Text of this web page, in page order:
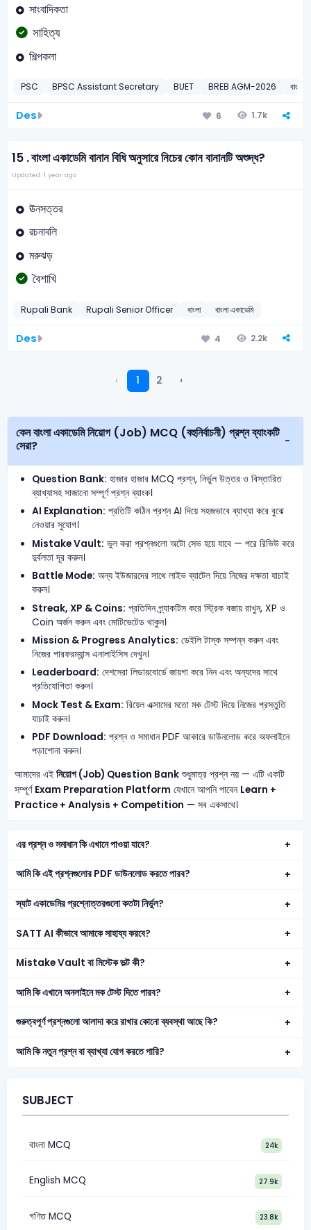
সাংবাদিকতা
সাহিত্য
শিল্পকলা
PSC BPSC Assistant Secretary BUET BREB AGM-2026 বাংলা
Des 6 1.7k
15 .বাংলা একাডেমি বানান বিধি অনুসারে নিচের কোন বানানটি অশুদ্ধ?
Updated: 1 year ago
ঊনসত্তর
রচনাবলি
মরুঝড়
বৈশাখি
Rupali Bank Rupali Senior Officer বাংলা বাংলা একাডেমি
Des 4 2.2k
‹ 1 2 ›
কেন বাংলা একাডেমি নিয়োগ (Job) MCQ (বহুনির্বাচনী) প্রশ্ন ব্যাংকটি
সেরা?
Question Bank: হাজার হাজার MCQ প্রশ্ন, নির্ভুল উত্তর ও বিস্তারিত
ব্যাখ্যাসহ সাজানো সম্পূর্ণ প্রশ্ন ব্যাংক।
AI Explanation: প্রতিটি কঠিন প্রশ্ন AI দিয়ে সহজভাবে ব্যাখ্যা করে বুঝে
নেওয়ার সুযোগ।
Mistake Vault: ভুল করা প্রশ্নগুলো অটো সেভ হয়ে যাবে — পরে রিভিউ করে
দুর্বলতা দূর করুন।
Battle Mode: অন্য ইউজারদের সাথে লাইভ ব্যাটেল দিয়ে নিজের দক্ষতা যাচাই
করুন।
Streak, XP & Coins: প্রতিদিন প্র্যাকটিস করে স্ট্রিক বজায় রাখুন, XP ও
Coin অর্জন করুন এবং মোটিভেটেড থাকুন।
Mission & Progress Analytics: ডেইলি টাস্ক সম্পন্ন করুন এবং
নিজের পারফরম্যান্স এনালাইসিস দেখুন।
Leaderboard: দেশসেরা লিডারবোর্ডে জায়গা করে নিন এবং অন্যদের সাথে
প্রতিযোগিতা করুন।
Mock Test & Exam: রিয়েল এক্সামের মতো মক টেস্ট দিয়ে নিজের প্রস্তুতি
যাচাই করুন।
PDF Download: প্রশ্ন ও সমাধান PDF আকারে ডাউনলোড করে অফলাইনে
পড়াশোনা করুন।
আমাদের এই নিয়োগ (Job) Question Bankশুধুমাত্র প্রশ্ন নয় — এটি একটি
সম্পূর্ণ Exam Preparation Platform যেখানে আপনি পাবেন Learn +
Practice + Analysis + Competition — সব একসাথে।
এর প্রশ্ন ও সমাধান কি এখানে পাওয়া যাবে?
আমি কি এই প্রশ্নগুলোর PDF ডাউনলোড করতে পারব?
স্যাট একাডেমির প্রশ্নোত্তরগুলো কতটা নির্ভুল?
SATT AI কীভাবে আমাকে সাহায্য করবে?
Mistake Vault বা মিস্টেক ভল্ট কী?
আমি কি এখানে অনলাইনে মক টেস্ট দিতে পারব?
গুরুত্বপূর্ণ প্রশ্নগুলো আলাদা করে রাখার কোনো ব্যবস্থা আছে কি?
আমি কি নতুন প্রশ্ন বা ব্যাখ্যা যোগ করতে পারি?
SUBJECT
বাংলা MCQ 24k
English MCQ 27.9k
গণিত MCQ 23.8k